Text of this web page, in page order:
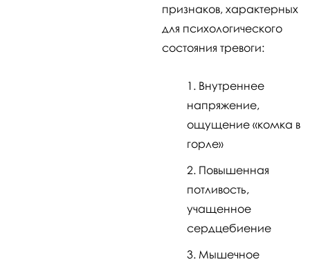
признаков, характерных
для психологического
состояния тревоги:
Внутреннее
напряжение,
ощущение «комка в
горле»
Повышенная
потливость,
учащенное
сердцебиение
Мышечное